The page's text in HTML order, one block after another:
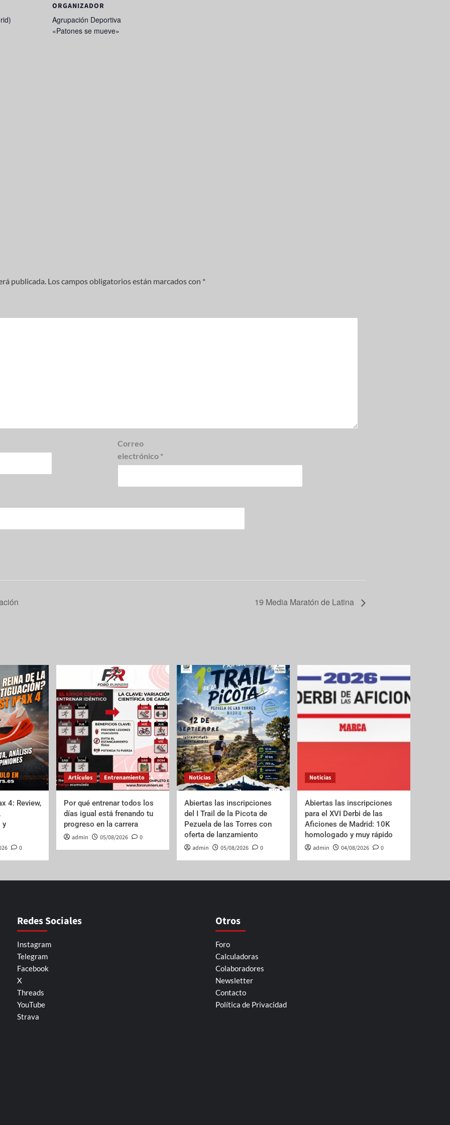
ORGANIZADOR
Agrupación Deportiva
«Patones se mueve»
publicada. Los campos obligatorios están marcados con *
Correo
electrónico *
19 Media Maratón de Latina
4: Review,
y
0
Artículos Entrenamiento
Por qué entrenar todos los
días igual está frenando tu
progreso en la carrera
admin 05/08/2026 0
Noticias
Abiertas las inscripciones
del I Trail de la Picota de
Pezuela de las Torres con
oferta de lanzamiento
admin 05/08/2026 0
Noticias
Abiertas las inscripciones
para el XVI Derbi de las
Aficiones de Madrid: 10K
homologado y muy rápido
admin 04/08/2026 0
Redes Sociales
Instagram
Telegram
Facebook
X
Threads
YouTube
Strava
Otros
Foro
Calculadoras
Colaboradores
Newsletter
Contacto
Política de Privacidad